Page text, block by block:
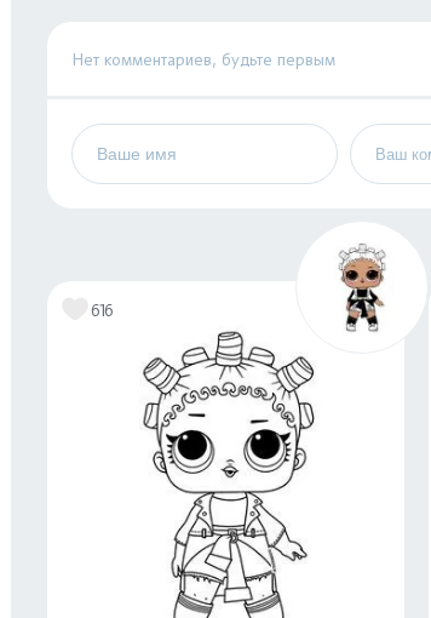
Нет комментариев, будьте первым
616